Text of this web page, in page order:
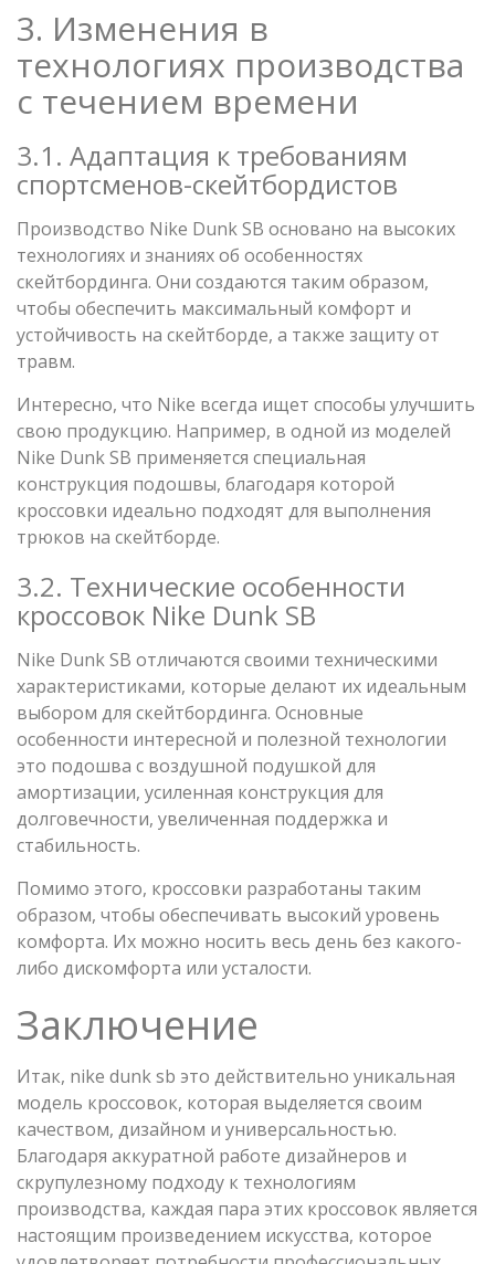
3. Изменения в
технологиях производства
с течением времени
3.1. Адаптация к требованиям
спортсменов-скейтбордистов
Производство Nike Dunk SB основано на высоких
технологиях и знаниях об особенностях
скейтбординга. Они создаются таким образом,
чтобы обеспечить максимальный комфорт и
устойчивость на скейтборде, а также защиту от
травм.
Интересно, что Nike всегда ищет способы улучшить
свою продукцию. Например, в одной из моделей
Nike Dunk SB применяется специальная
конструкция подошвы, благодаря которой
кроссовки идеально подходят для выполнения
трюков на скейтборде.
3.2. Технические особенности
кроссовок Nike Dunk SB
Nike Dunk SB отличаются своими техническими
характеристиками, которые делают их идеальным
выбором для скейтбординга. Основные
особенности интересной и полезной технологии
это подошва с воздушной подушкой для
амортизации, усиленная конструкция для
долговечности, увеличенная поддержка и
стабильность.
Помимо этого, кроссовки разработаны таким
образом, чтобы обеспечивать высокий уровень
комфорта. Их можно носить весь день без какого-
либо дискомфорта или усталости.
Заключение
Итак, nike dunk sb это действительно уникальная
модель кроссовок, которая выделяется своим
качеством, дизайном и универсальностью.
Благодаря аккуратной работе дизайнеров и
скрупулезному подходу к технологиям
производства, каждая пара этих кроссовок является
настоящим произведением искусства, которое